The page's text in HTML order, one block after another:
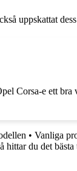
uppskattat
Corsa-e ett bra
• Vanliga
hittar du det